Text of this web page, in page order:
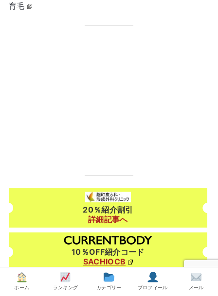
育毛
20％紹介割引
詳細記事へ
10％OFF紹介コード
SACHIOCB
ホーム ランキング カテゴリー プロフィール メール